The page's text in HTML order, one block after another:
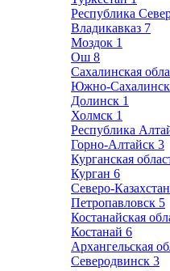
Республика
Владикавказ 7
Моздок 1
Ош 8
Сахалинская
Южно-Сахалинск
Долинск 1
Холмск 1
Республика
Горно-Алтайск 3
Курганская
Курган 6
Северо-
Петропавловск 5
Костанайская
Костанай 6
Архангельская
Северодвинск 3